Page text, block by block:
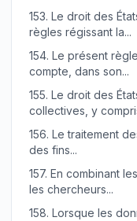
153. Le droit des
règles régissant la...
154. Le présent
compte, dans son...
155. Le droit des
collectives, y
156. Le traitement
des fins...
157. En combinant
les chercheurs...
158. Lorsque les